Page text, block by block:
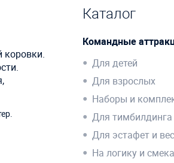
коровки.
Каталог
Командные
Для детей
Для взрослых
Наборы и
Для тимбилдинга
Для эстафет и
На логику и